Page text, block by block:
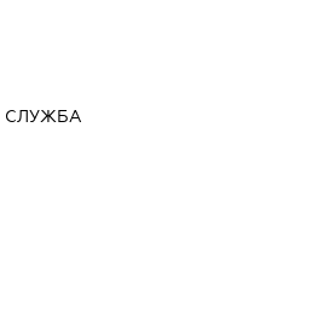
СЛУЖБА